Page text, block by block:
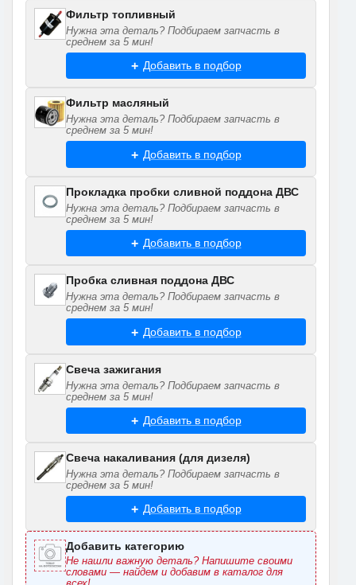
Фильтр топливный
Нужна эта деталь? Подбираем запчасть в
среднем за 5 мин!
Добавить в подбор
Фильтр масляный
Нужна эта деталь? Подбираем запчасть в
среднем за 5 мин!
Добавить в подбор
Прокладка пробки сливной поддона ДВС
Нужна эта деталь? Подбираем запчасть в
среднем за 5 мин!
Добавить в подбор
Пробка сливная поддона ДВС
Нужна эта деталь? Подбираем запчасть в
среднем за 5 мин!
Добавить в подбор
Свеча зажигания
Нужна эта деталь? Подбираем запчасть в
среднем за 5 мин!
Добавить в подбор
Свеча накаливания (для дизеля)
Нужна эта деталь? Подбираем запчасть в
среднем за 5 мин!
Добавить в подбор
Добавить категорию
Не нашли важную деталь? Напишите своими
словами — найдем и добавим в каталог для